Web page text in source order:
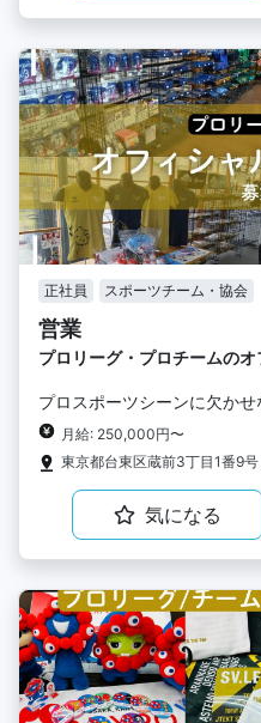
正社員 スポーツチーム・協会
営業
プロリーグ・プロチームの
プロスポーツシーンに欠か
月給: 250,000円〜
東京都台東区蔵前3丁目1番9
気になる